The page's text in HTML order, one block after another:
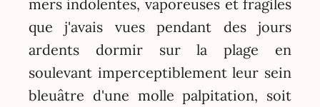
mers indolentes, vaporeuses et fragiles
que j'avais vues pendant des jours
ardents dormir sur la plage en
soulevant imperceptiblement leur sein
bleuâtre d'une molle palpitation, soit